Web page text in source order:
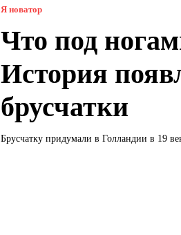
Я новатор
Что под
История
брусчатки
Брусчатку придумали в Голландии в 19